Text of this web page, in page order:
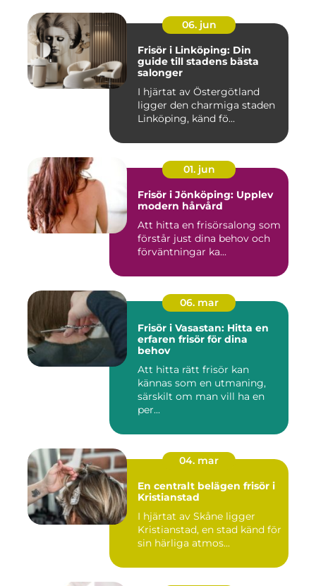
06. jun
Frisör i Linköping: Din
guide till stadens bästa
salonger
I hjärtat av Östergötland
ligger den charmiga staden
Linköping, känd fö...
01. jun
Frisör i Jönköping: Upplev
modern hårvård
Att hitta en frisörsalong som
förstår just dina behov och
förväntningar ka...
06. mar
Frisör i Vasastan: Hitta en
erfaren frisör för dina
behov
Att hitta rätt frisör kan
kännas som en utmaning,
särskilt om man vill ha en
per...
04. mar
En centralt belägen frisör i
Kristianstad
I hjärtat av Skåne ligger
Kristianstad, en stad känd för
sin härliga atmos...